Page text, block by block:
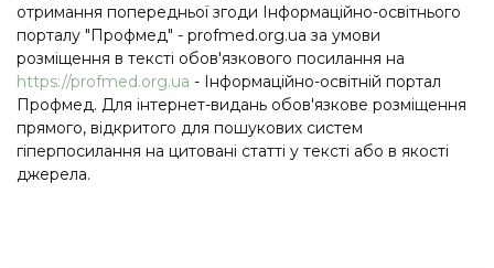
отримання попередньої згоди Інформаційно-освітнього
порталу "Профмед" - profmed.org.ua за умови
розміщення в тексті обов'язкового посилання на
https://profmed.org.ua - Інформаційно-освітній портал
Профмед. Для інтернет-видань обов'язкове розміщення
прямого, відкритого для пошукових систем
гіперпосилання на цитовані статті у тексті або в якості
джерела.